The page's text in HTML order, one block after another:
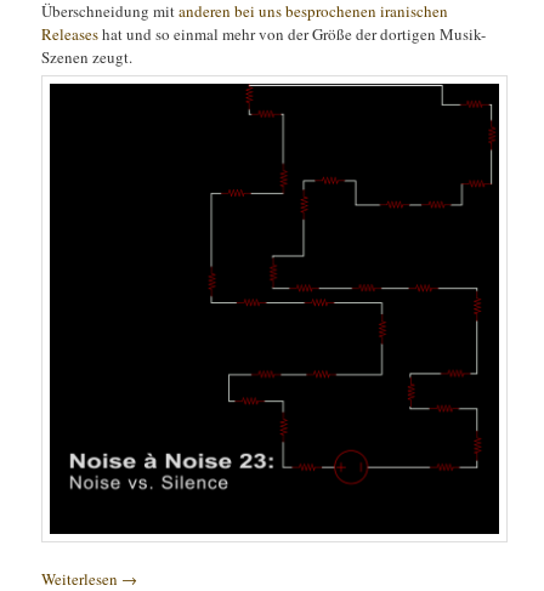
Überschneidung mitanderen bei uns besprochenen iranischen
Releaseshat und so einmal mehr von der Größe der dortigen Musik-
Szenen zeugt.
Weiterlesen →